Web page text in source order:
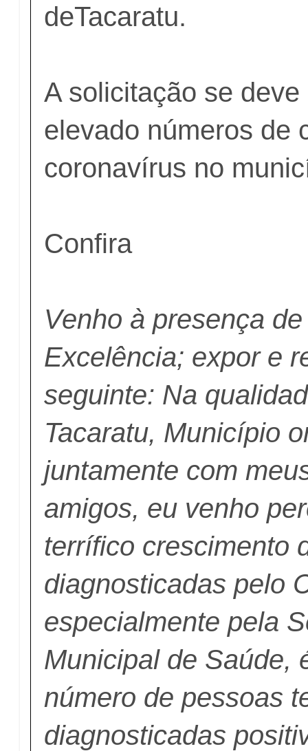
deTacaratu.
A solicitação se
elevado números de
coronavírus no
Confira
Venho à presença
Excelência; expor e
seguinte: Na
Tacaratu, Município
juntamente com
amigos, eu venho
terrífico crescimento
diagnosticadas pelo
especialmente pela
Municipal de Saúde,
número de pessoas
diagnosticadas